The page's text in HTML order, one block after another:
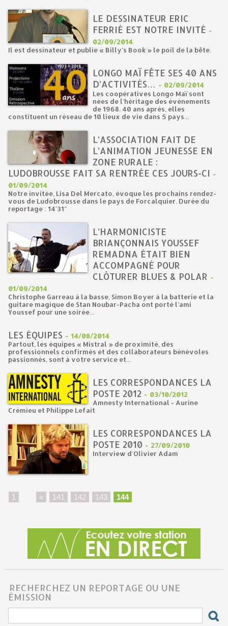
LE DESSINATEUR ERIC
FERRIÉ EST NOTRE INVITÉ -
02/09/2014
Il est dessinateur et publie « Billy’s Book » le poil de la bête.
LONGO MAÏ FÊTE SES 40 ANS
D’ACTIVITÉS… - 02/09/2014
Les coopératives Longo Maï sont
nées de l’héritage des événements
de 1968. 40 ans après, elles
constituent un réseau de 10 lieux de vie dans 5 pays...
L’ASSOCIATION FAIT DE
L’ANIMATION JEUNESSE EN
ZONE RURALE :
LUDOBROUSSE FAIT SA RENTRÉE CES JOURS-CI -
01/09/2014
Notre invitée, Lisa Del Mercato, évoque les prochains rendez-
vous de Ludobrousse dans le pays de Forcalquier. Durée du
reportage : 14'31"
L’HARMONICISTE
BRIANÇONNAIS YOUSSEF
REMADNA ÉTAIT BIEN
ACCOMPAGNÉ POUR
CLÔTURER BLUES & POLAR -
01/09/2014
Christophe Garreau à la basse, Simon Boyer à la batterie et la
guitare magique de Stan Noubar-Pacha ont porté l’ami
Youssef pour une soirée...
LES ÉQUIPES - 14/08/2014
Partout, les équipes « Mistral » de proximité, des
professionnels confirmés et des collaborateurs bénévoles
passionnés, sont à votre service et...
LES CORRESPONDANCES LA
POSTE 2012 - 03/10/2012
Amnesty International - Aurine
Crémieu et Philippe Lefait
LES CORRESPONDANCES LA
POSTE 2010 - 27/09/2010
Interview d'Olivier Adam
1 « 141 142 143 144
RECHERCHEZ UN REPORTAGE OU UNE
ÉMISSION